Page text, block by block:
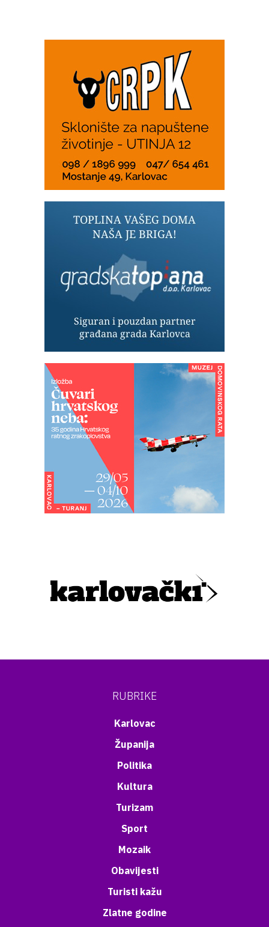
RUBRIKE
Karlovac
Županija
Politika
Kultura
Turizam
Sport
Mozaik
Obavijesti
Turisti kažu
Zlatne godine